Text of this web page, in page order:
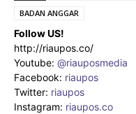
BADAN ANGGAR
Follow US!
http://riaupos.co/
Youtube: @riauposmedia
Facebook: riaupos
Twitter: riaupos
Instagram: riaupos.co